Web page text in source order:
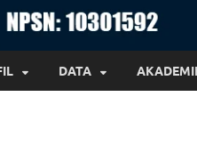
DATA